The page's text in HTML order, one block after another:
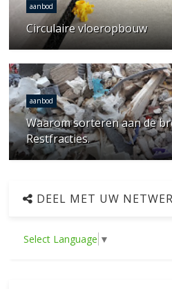
aanbod
Circulaire vloeropbouw
aanbod
Waarom sorteren aan de
Restfracties.
DEEL MET UW
Select Language ▼